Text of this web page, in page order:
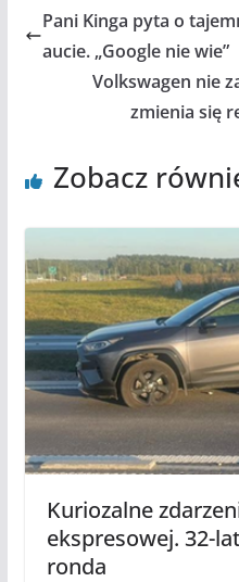
Pani Kinga pyta o
aucie. „Google nie wie”
Volkswagen nie
zmienia się
Zobacz
Kuriozalne
ekspresowej. 32-
ronda